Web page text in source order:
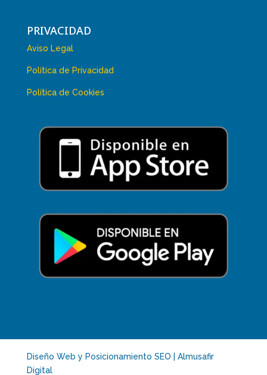
PRIVACIDAD
Aviso Legal
Política de Privacidad
Política de Cookies
Diseño Web y Posicionamiento SEO | Almusafir
Digital